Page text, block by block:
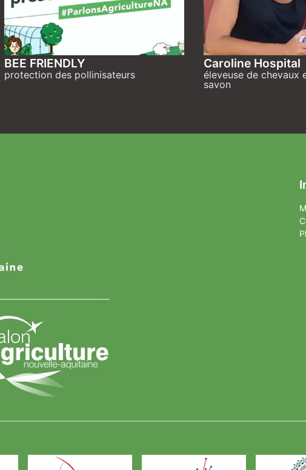
BEE FRIENDLY
protection des pollinisateurs
Caroline Hospital
éleveuse de chevaux
savon